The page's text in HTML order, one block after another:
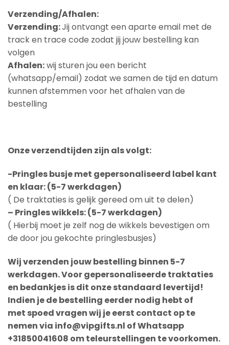
Verzending/Afhalen:
Verzending:Jij ontvangt een aparte email met de
track en trace code zodat jij jouw bestelling kan
volgen
Afhalen:wij sturen jou een bericht
(whatsapp/email) zodat we samen de tijd en datum
kunnen afstemmen voor het afhalen van de
bestelling
Onze verzendtijden zijn als volgt:
-Pringles busje met gepersonaliseerd label kant
en klaar: (5-7 werkdagen)
( De traktaties is gelijk gereed om uit te delen)
– Pringles wikkels: (5-7 werkdagen)
( Hierbij moet je zelf nog de wikkels bevestigen om
de door jou gekochte pringlesbusjes)
Wij verzenden jouw bestelling binnen 5-7
werkdagen. Voor gepersonaliseerde traktaties
en bedankjes is dit onze standaard levertijd!
Indien je de bestelling eerder nodig hebt of
met spoed vragen wij je eerst contact op te
nemen via info@vipgifts.nl of Whatsapp
+31850041608 om teleurstellingen te voorkomen.